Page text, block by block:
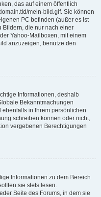
das auf einem öffentlich
mein-bild.gif. Sie können
PC befinden (außer es ist
Bildern, die nur nach einer
Yahoo-Mailboxen, mit einem
anzuzeigen, benutze den
Informationen, deshalb
Bekanntmachungen
in Ihrem persönlichen
schreiben können oder nicht,
vergebenen Berechtigungen
Informationen zu dem Bereich
sie stets lesen.
Seite des Forums, in dem sie